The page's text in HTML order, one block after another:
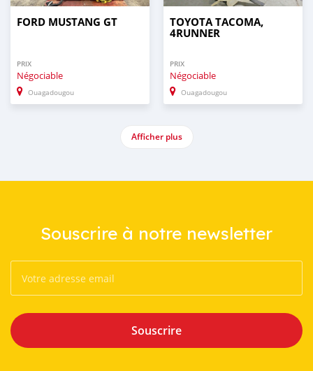
FORD MUSTANG GT
PRIX
Négociable
Ouagadougou
TOYOTA TACOMA,
4RUNNER
PRIX
Négociable
Ouagadougou
Afficher plus
Souscrire à notre newsletter
Souscrire